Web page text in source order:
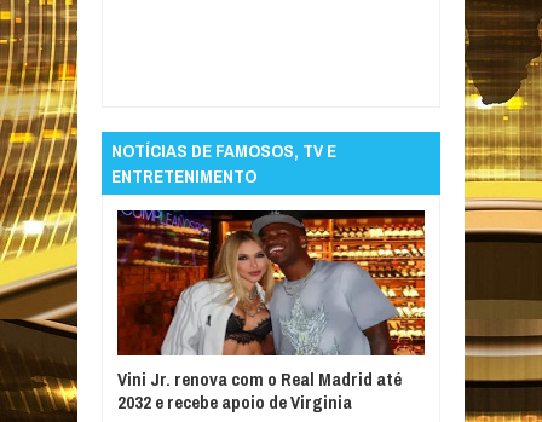
NOTÍCIAS DE FAMOSOS, TV E
ENTRETENIMENTO
Vini Jr. renova com o Real Madrid até
2032 e recebe apoio de Virginia